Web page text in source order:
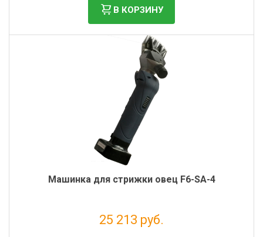
В КОРЗИНУ
Машинка для стрижки овец F6-SA-4
25 213 руб.